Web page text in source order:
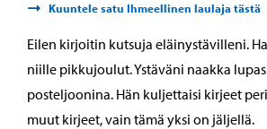
Kuuntele satu Ihmeellinen laulaja tästä
Eilen kirjoitin kutsuja eläinystävilleni.
niille pikkujoulut. Ystäväni naakka
posteljoonina. Hän kuljettaisi kirjeet
muut kirjeet, vain tämä yksi on jäljellä.